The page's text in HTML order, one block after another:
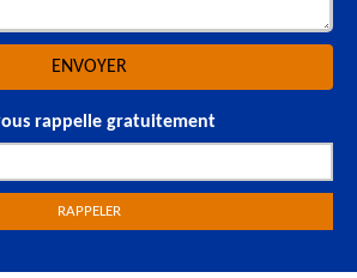
rappelle gratuitement